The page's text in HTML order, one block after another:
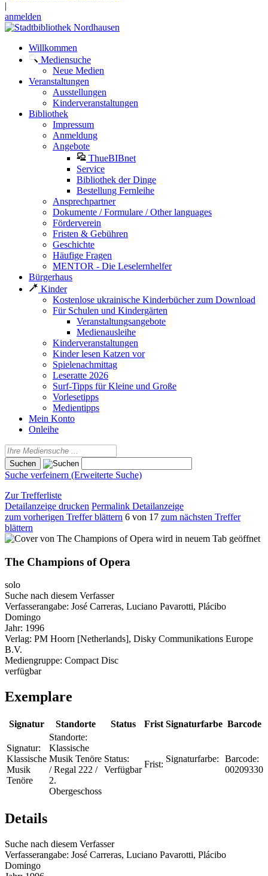
|
anmelden
Willkommen
Mediensuche
Neue Medien
Veranstaltungen
Ausstellungen
Kinderveranstaltungen
Bibliothek
Impressum
Anmeldung
Angebote
ThueBIBnet
Service
Bibliothek der Dinge
Bestellung Fernleihe
Ansprechpartner
Dokumente / Formulare / Other languages
Förderverein
Fristen & Gebühren
Geschichte
Häufige Fragen
MENTOR - Die Leselernhelfer
Bürgerhaus
Kinder
Kostenlose ukrainische Kinderbücher zum Download
Für Schulen und Kindergärten
Veranstaltungsangebote
Medienausleihe
Kinderveranstaltungen
Kinder lesen Katzen vor
Spielenachmittag
Leseratte 2026
Surf-Tipps für Kleine und Große
Vorlesetipps
Medientipps
Mein Konto
Onleihe
Suche verfeinern (Erweiterte Suche)
Zur Trefferliste
Detailanzeige drucken Permalink Detailanzeige
zum vorherigen Treffer blättern 6 von 17 zum nächsten Treffer
blättern
wird in neuem Tab geöffnet
The Champions of Opera
solo
Suche nach diesem Verfasser
Verfasserangabe: José Carreras, Luciano Pavarotti, Plácibo
Domingo
Jahr: 1996
Verlag: PM Hoorn [Netherlands], Disky Communikations Europe
B.V.
Mediengruppe: Compact Disc
verfügbar
Exemplare
Signatur Standorte Status Frist Signaturfarbe Barcode
Signatur:
Klassische
Musik
Tenöre
Standorte:
Klassische
Musik Tenöre
/ Regal 222 /
2.
Obergeschoss
Status:
Verfügbar
Frist:
Signaturfarbe:
Barcode:
00209330
Details
Suche nach diesem Verfasser
Verfasserangabe: José Carreras, Luciano Pavarotti, Plácibo
Domingo